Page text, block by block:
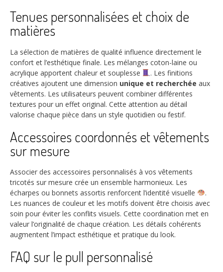
Tenues personnalisées et choix de
matières
La sélection de matières de qualité influence directement le
confort et l’esthétique finale. Les mélanges coton-laine ou
acrylique apportent chaleur et souplesse
. Les finitions
créatives ajoutent une dimension unique et recherchée aux
vêtements. Les utilisateurs peuvent combiner différentes
textures pour un effet original. Cette attention au détail
valorise chaque pièce dans un style quotidien ou festif.
Accessoires coordonnés et vêtements
sur mesure
Associer des accessoires personnalisés à vos vêtements
tricotés sur mesure crée un ensemble harmonieux. Les
écharpes ou bonnets assortis renforcent l’identité visuelle
.
Les nuances de couleur et les motifs doivent être choisis avec
soin pour éviter les conflits visuels. Cette coordination met en
valeur l’originalité de chaque création. Les détails cohérents
augmentent l’impact esthétique et pratique du look.
FAQ sur le pull personnalisé